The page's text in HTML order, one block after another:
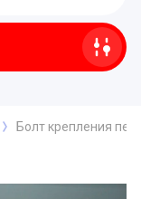
Болт крепления